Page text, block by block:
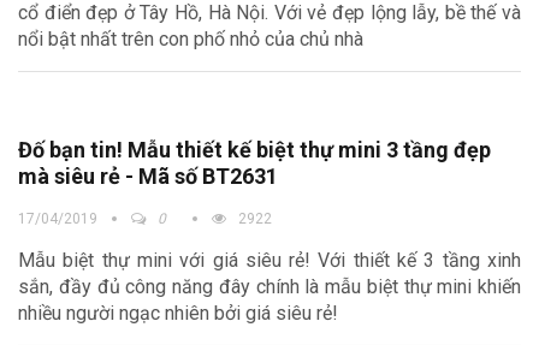
cổ điển đẹp ở Tây Hồ, Hà Nội. Với vẻ đẹp lộng lẫy, bề thế và
nổi bật nhất trên con phố nhỏ của chủ nhà
Đố bạn tin! Mẫu thiết kế biệt thự mini 3 tầng đẹp
mà siêu rẻ - Mã số BT2631
17/04/2019 0 2922
Mẫu biệt thự mini với giá siêu rẻ! Với thiết kế 3 tầng xinh
sắn, đầy đủ công năng đây chính là mẫu biệt thự mini khiến
nhiều người ngạc nhiên bởi giá siêu rẻ!